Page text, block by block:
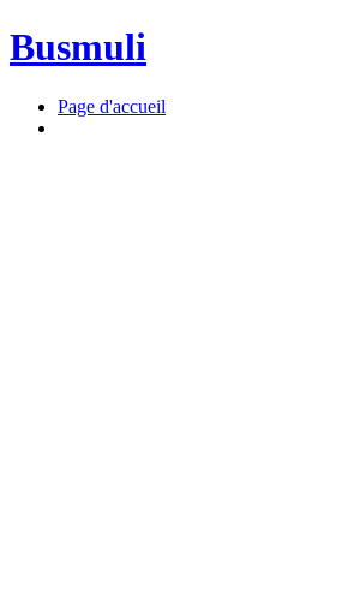
Busmuli
Page d'accueil